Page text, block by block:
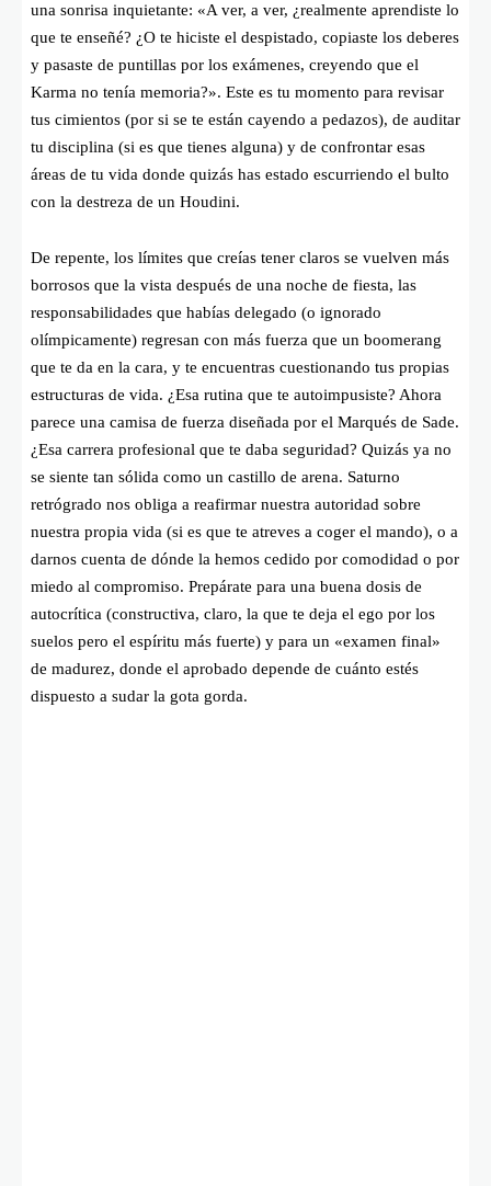
una sonrisa inquietante: «A ver, a ver, ¿realmente aprendiste lo
que te enseñé? ¿O te hiciste el despistado, copiaste los deberes
y pasaste de puntillas por los exámenes, creyendo que el
Karma no tenía memoria?». Este es tu momento para revisar
tus cimientos (por si se te están cayendo a pedazos), de auditar
tu disciplina (si es que tienes alguna) y de confrontar esas
áreas de tu vida donde quizás has estado escurriendo el bulto
con la destreza de un Houdini.
De repente, los límites que creías tener claros se vuelven más
borrosos que la vista después de una noche de fiesta, las
responsabilidades que habías delegado (o ignorado
olímpicamente) regresan con más fuerza que un boomerang
que te da en la cara, y te encuentras cuestionando tus propias
estructuras de vida. ¿Esa rutina que te autoimpusiste? Ahora
parece una camisa de fuerza diseñada por el Marqués de Sade.
¿Esa carrera profesional que te daba seguridad? Quizás ya no
se siente tan sólida como un castillo de arena. Saturno
retrógrado nos obliga a reafirmar nuestra autoridad sobre
nuestra propia vida (si es que te atreves a coger el mando), o a
darnos cuenta de dónde la hemos cedido por comodidad o por
miedo al compromiso. Prepárate para una buena dosis de
autocrítica (constructiva, claro, la que te deja el ego por los
suelos pero el espíritu más fuerte) y para un «examen final»
de madurez, donde el aprobado depende de cuánto estés
dispuesto a sudar la gota gorda.